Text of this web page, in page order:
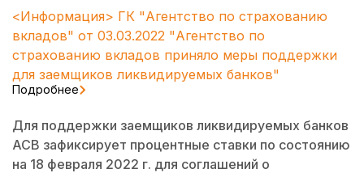
<Информация> ГК "Агентство по страхованию
вкладов" от 03.03.2022 "Агентство по
страхованию вкладов приняло меры поддержки
для заемщиков ликвидируемых банков"
Подробнее
Для поддержки заемщиков ликвидируемых банков
АСВ зафиксирует процентные ставки по состоянию
на 18 февраля 2022 г. для соглашений о